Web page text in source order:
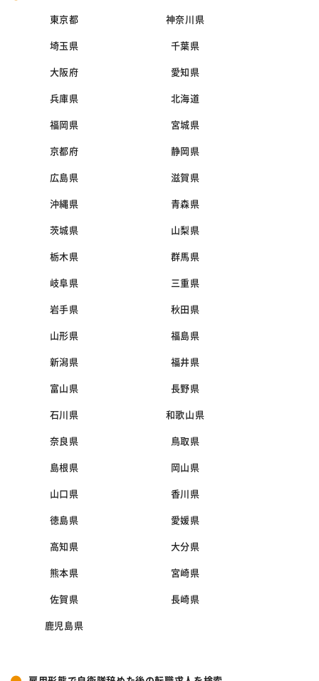
東京都 神奈川県
埼玉県 千葉県
大阪府 愛知県
兵庫県 北海道
福岡県 宮城県
京都府 静岡県
広島県 滋賀県
沖縄県 青森県
茨城県 山梨県
栃木県 群馬県
岐阜県 三重県
岩手県 秋田県
山形県 福島県
新潟県 福井県
富山県 長野県
石川県 和歌山県
奈良県 鳥取県
島根県 岡山県
山口県 香川県
徳島県 愛媛県
高知県 大分県
熊本県 宮崎県
佐賀県 長崎県
鹿児島県